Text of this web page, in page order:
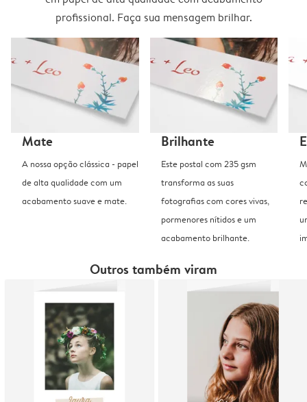
profissional. Faça sua mensagem brilhar.
Mate
A nossa opção clássica - papel
de alta qualidade com um
acabamento suave e mate.
Brilhante
Este postal com 235 gsm
transforma as suas
fotografias com cores vivas,
pormenores nítidos e um
acabamento brilhante.
Outros também viram